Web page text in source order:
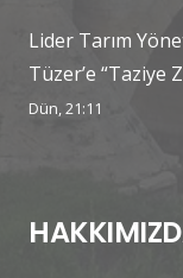
Lider Tarım
Tüzer’e “Taziye
Dün, 21:11